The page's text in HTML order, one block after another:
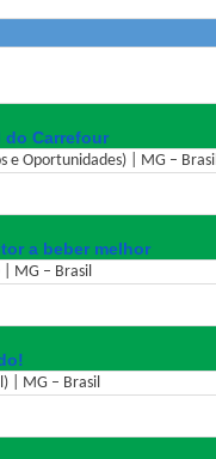
do Carrefour
e Oportunidades) | MG – Brasil
a beber melhor
MG – Brasil
| MG – Brasil